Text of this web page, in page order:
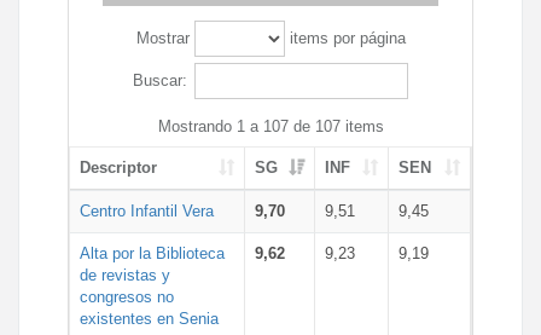
Mostrar items por página
Buscar:
Mostrando 1 a 107 de 107 items
Descriptor SG INF SEN
Centro Infantil Vera 9,70 9,51 9,45
Alta por la Biblioteca
de revistas y
congresos no
existentes en Senia
9,62 9,23 9,19